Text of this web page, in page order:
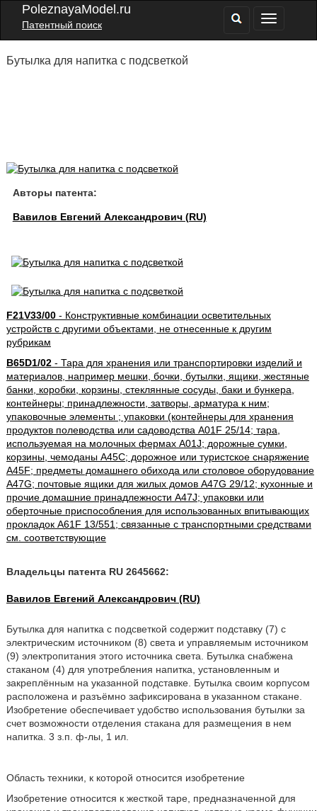
PoleznayaModel.ru
Патентный поиск
Бутылка для напитка с подсветкой
Авторы патента:
Вавилов Евгений Александрович (RU)
F21V33/00- Конструктивные комбинации осветительных
устройств с другими объектами, не отнесенные к другим
рубрикам
B65D1/02- Тара для хранения или транспортировки изделий и
материалов, например мешки, бочки, бутылки, ящики, жестяные
банки, коробки, корзины, стеклянные сосуды, баки и бункера,
контейнеры; принадлежности, затворы, арматура к ним;
упаковочные элементы ; упаковки (контейнеры для хранения
продуктов полеводства или садоводства A01F 25/14; тара,
используемая на молочных фермах A01J; дорожные сумки,
корзины, чемоданы A45C; дорожное или туристское снаряжение
A45F; предметы домашнего обихода или столовое оборудование
A47G; почтовые ящики для жилых домов A47G 29/12; кухонные и
прочие домашние принадлежности A47J; упаковки или
оберточные приспособления для использованных впитывающих
прокладок A61F 13/551; связанные с транспортными средствами
см. соответствующие
Владельцы патента RU 2645662:
Вавилов Евгений Александрович (RU)
Бутылка для напитка с подсветкой содержит подставку (7) с
электрическим источником (8) света и управляемым источником
(9) электропитания этого источника света. Бутылка снабжена
стаканом (4) для употребления напитка, установленным и
закреплённым на указанной подставке. Бутылка своим корпусом
расположена и разъёмно зафиксирована в указанном стакане.
Изобретение обеспечивает удобство использования бутылки за
счет возможности отделения стакана для размещения в нем
напитка. 3 з.п. ф-лы, 1 ил.
Область техники, к которой относится изобретение
Изобретение относится к жесткой таре, предназначенной для